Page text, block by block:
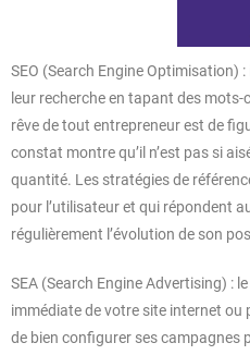
SEO (Search Engine Optimisation)
leur recherche en tapant des
rêve de tout entrepreneur est de
constat montre qu’il n’est pas si
quantité. Les stratégies de
pour l’utilisateur et qui répondent
régulièrement l’évolution de son
SEA (Search Engine Advertising) :
immédiate de votre site internet
de bien configurer ses